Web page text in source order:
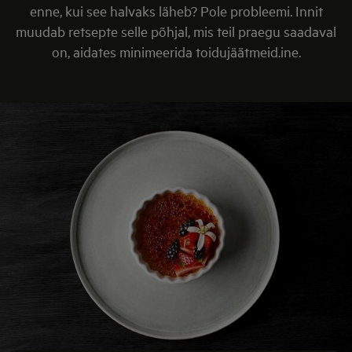
enne, kui see halvaks läheb? Pole probleemi. Innit
muudab retsepte selle põhjal, mis teil praegu saadaval
on, aidates minimeerida toidujäätmeid.ine.